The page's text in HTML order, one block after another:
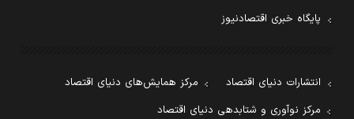
پایگاه خبری اقتصادنیوز
انتشارات دنیای اقتصاد
مرکز همایش‌های دنیای اقتصاد
مرکز نوآوری و شتابدهی دنیای اقتصاد